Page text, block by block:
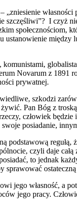
I czyż
społecznościom,
między
Novarum z 1891
prywatnej.
szkodzi
Pan Bóg z
człowiek
posiadanie,
regułą,
czyli daje
to jednak
sprawować
jego własność, a
jego pracy.